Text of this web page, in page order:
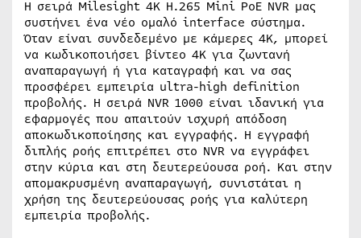
Η σειρά Milesight 4K H.265 Mini PoE NVR μας
συστήνει ένα νέο ομαλό interface σύστημα.
Όταν είναι συνδεδεμένο με κάμερες 4K, μπορεί
να κωδικοποιήσει βίντεο 4Κ για ζωντανή
αναπαραγωγή ή για καταγραφή και να σας
προσφέρει εμπειρία ultra-high definition
προβολής. Η σειρά NVR 1000 είναι ιδανική για
εφαρμογές που απαιτούν ισχυρή απόδοση
αποκωδικοποίησης και εγγραφής. Η εγγραφή
διπλής ροής επιτρέπει στο NVR να εγγράφει
στην κύρια και στη δευτερεύουσα ροή. Και στην
απομακρυσμένη αναπαραγωγή, συνιστάται η
χρήση της δευτερεύουσας ροής για καλύτερη
εμπειρία προβολής.